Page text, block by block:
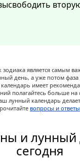
зодиака является самым
день, а уже потом
имеет
полагайтесь больше на
лунный календарь
вопросы и ответы
и лунный
сегодня